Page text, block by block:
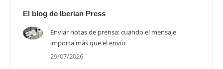
El blog de Iberian Press
Enviar notas de prensa: cuando el mensaje
importa más que el envío
29/07/2026